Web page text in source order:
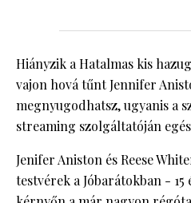
Hiányzik a Hatalmas kis
vajon hová tűnt Jennifer
megnyugodhatsz, ugyanis a
streaming szolgáltatóján
Jenifer Aniston és Reese
testvérek a Jóbarátokban -